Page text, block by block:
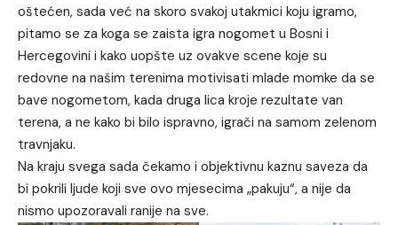
oštećen, sada već na skoro svakoj utakmici koju igramo,
pitamo se za koga se zaista igra nogomet u Bosni i
Hercegovini i kako uopšte uz ovakve scene koje su
redovne na našim terenima motivisati mlade momke da se
bave nogometom, kada druga lica kroje rezultate van
terena, a ne kako bi bilo ispravno, igrači na samom zelenom
travnjaku.
Na kraju svega sada čekamo i objektivnu kaznu saveza da
bi pokrili ljude koji sve ovo mjesecima „pakuju“, a nije da
nismo upozoravali ranije na sve.